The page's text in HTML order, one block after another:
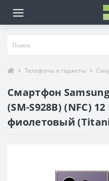
Телефоны и гаджеты
Смартфон
(SM-S928B) (NFC)
фиолетовый